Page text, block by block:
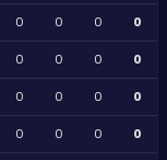
0 0 0 0
0 0 0 0
0 0 0 0
0 0 0 0